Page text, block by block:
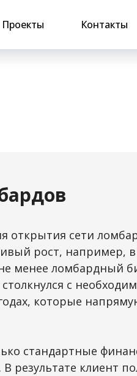
Проекты Контакты
открытия сети
рост, например,
менее ломбардный
с
которые
стандартные
результате клиент